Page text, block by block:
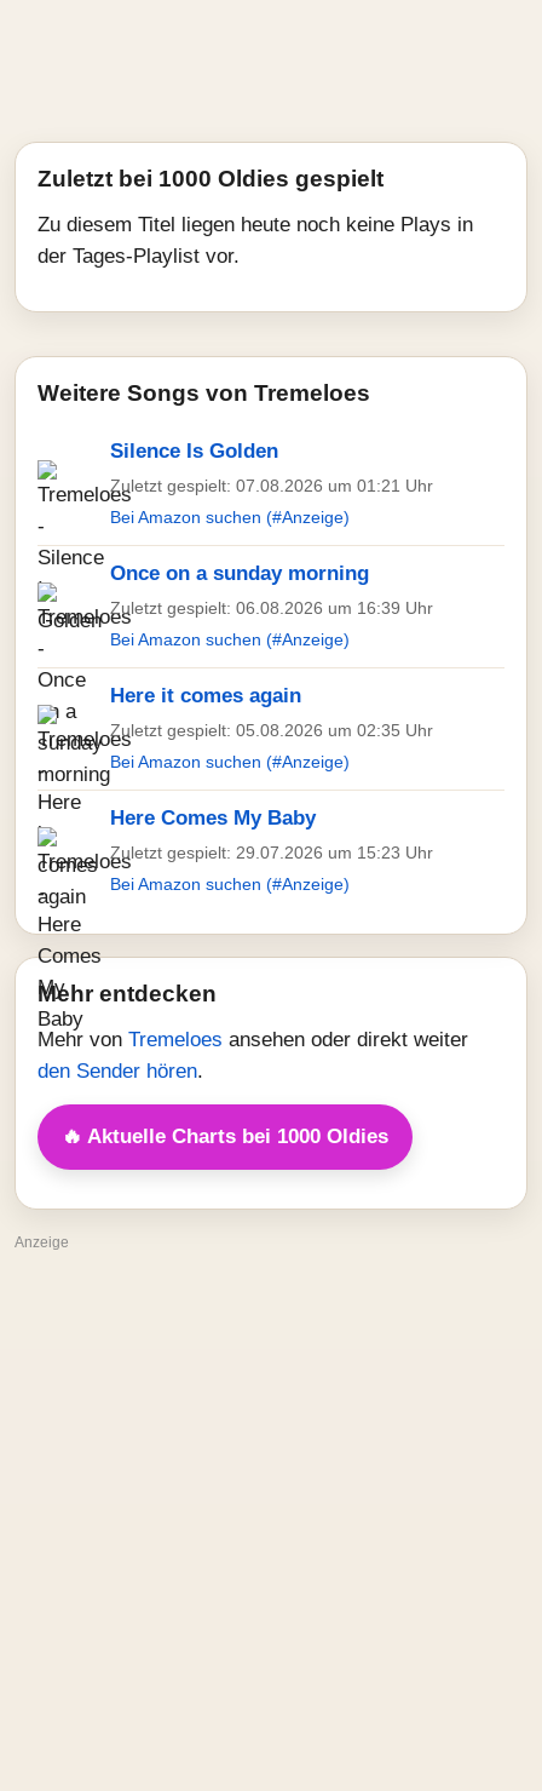
Zuletzt bei 1000 Oldies gespielt
Zu diesem Titel liegen heute noch keine Plays in
der Tages-Playlist vor.
Weitere Songs von Tremeloes
Silence Is Golden
Zuletzt gespielt: 07.08.2026 um 01:21 Uhr
Bei Amazon suchen (#Anzeige)
Once on a sunday morning
Zuletzt gespielt: 06.08.2026 um 16:39 Uhr
Bei Amazon suchen (#Anzeige)
Here it comes again
Zuletzt gespielt: 05.08.2026 um 02:35 Uhr
Bei Amazon suchen (#Anzeige)
Here Comes My Baby
Zuletzt gespielt: 29.07.2026 um 15:23 Uhr
Bei Amazon suchen (#Anzeige)
Mehr entdecken
Mehr von Tremeloes ansehen oder direkt weiter
den Sender hören.
🔥 Aktuelle Charts bei 1000 Oldies
Anzeige